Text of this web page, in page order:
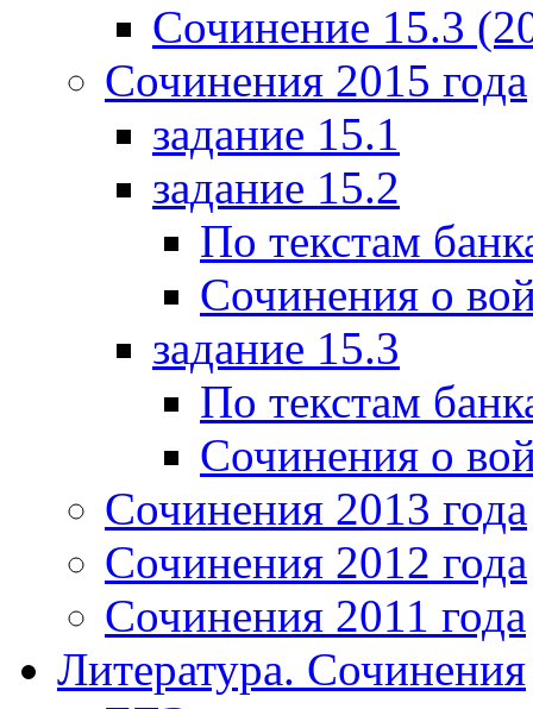
Сочинение 15.3
Сочинения 2015 года
задание 15.1
задание 15.2
По текстам
Сочинения о
задание 15.3
По текстам
Сочинения о
Сочинения 2013 года
Сочинения 2012 года
Сочинения 2011 года
Литература. Сочинения